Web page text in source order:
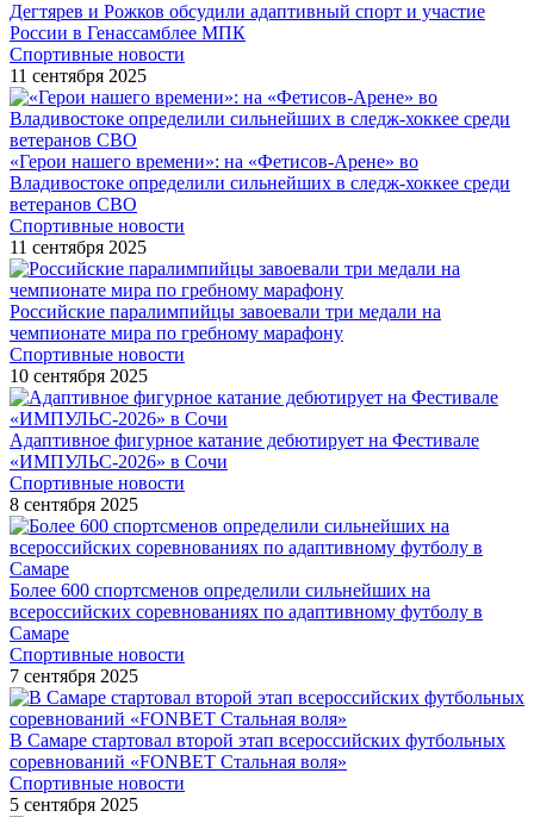
Дегтярев и Рожков обсудили адаптивный спорт и участие
России в Генассамблее МПК
Спортивные новости
11 сентября 2025
«Герои нашего времени»: на «Фетисов-Арене» во
Владивостоке определили сильнейших в следж-хоккее среди
ветеранов СВО
Спортивные новости
11 сентября 2025
Российские паралимпийцы завоевали три медали на
чемпионате мира по гребному марафону
Спортивные новости
10 сентября 2025
Адаптивное фигурное катание дебютирует на Фестивале
«ИМПУЛЬС-2026» в Сочи
Спортивные новости
8 сентября 2025
Более 600 спортсменов определили сильнейших на
всероссийских соревнованиях по адаптивному футболу в
Самаре
Спортивные новости
7 сентября 2025
В Самаре стартовал второй этап всероссийских футбольных
соревнований «FONBET Стальная воля»
Спортивные новости
5 сентября 2025